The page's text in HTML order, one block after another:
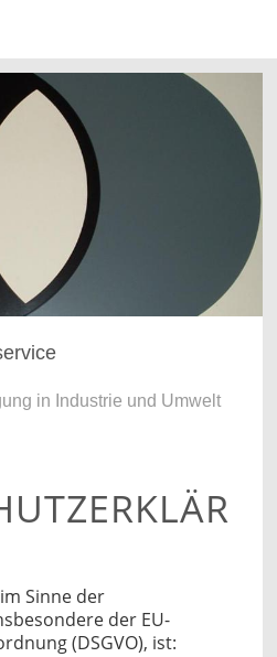
in Industrie und Umwelt
Sinne der
der EU-
(DSGVO), ist: